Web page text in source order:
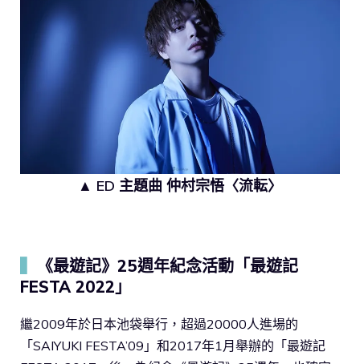
▲ ED 主題曲 仲村宗悟〈流転〉
《最遊記》25週年紀念活動「最遊記
FESTA 2022」
繼2009年於日本池袋舉行，超過20000人進場的
「SAIYUKI FESTA’09」和2017年1月舉辦的「最遊記